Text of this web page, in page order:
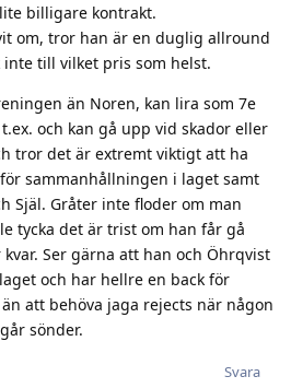
billigare kontrakt.
om, tror han är en duglig allround
till vilket pris som helst.
än Noren, kan lira som 7e
och kan gå upp vid skador eller
tror det är extremt viktigt att ha
sammanhållningen i laget samt
Själ. Gråter inte floder om man
tycka det är trist om han får gå
Ser gärna att han och Öhrqvist
och har hellre en back för
att behöva jaga rejects när någon
sönder.
Svara